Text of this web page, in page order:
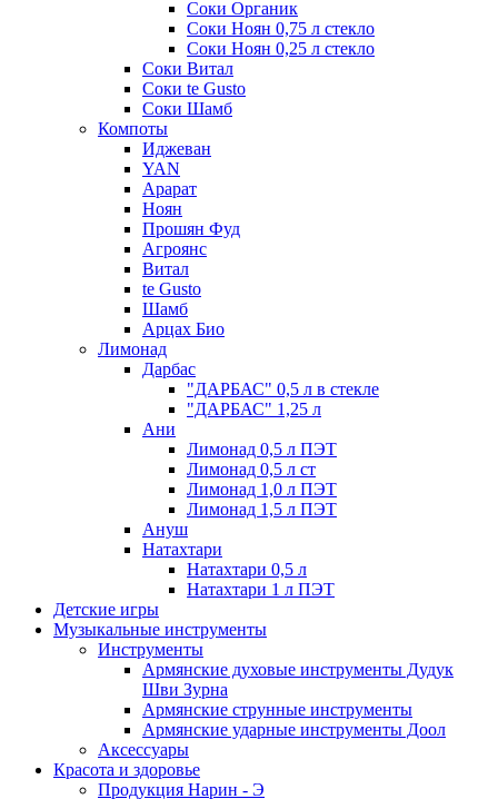
Соки Органик
Соки Ноян 0,75 л стекло
Соки Ноян 0,25 л стекло
Соки Витал
Соки te Gusto
Соки Шамб
Компоты
Иджеван
YAN
Арарат
Ноян
Прошян Фуд
Агроянс
Витал
te Gusto
Шамб
Арцах Био
Лимонад
Дарбас
"ДАРБАС" 0,5 л в стекле
"ДАРБАС" 1,25 л
Ани
Лимонад 0,5 л ПЭТ
Лимонад 0,5 л ст
Лимонад 1,0 л ПЭТ
Лимонад 1,5 л ПЭТ
Ануш
Натахтари
Натахтари 0,5 л
Натахтари 1 л ПЭТ
Детские игры
Музыкальные инструменты
Инструменты
Армянские духовые инструменты Дудук
Шви Зурна
Армянские струнные инструменты
Армянские ударные инструменты Доол
Аксессуары
Красота и здоровье
Продукция Нарин - Э